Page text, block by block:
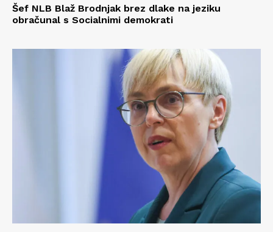
Šef NLB Blaž Brodnjak brez dlake na jeziku
obračunal s Socialnimi demokrati